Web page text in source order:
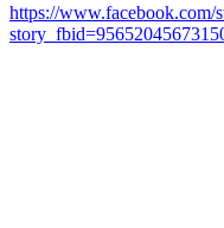
https://www.facebook.com/